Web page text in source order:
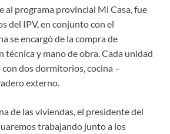
al programa provincial Mi Casa, fue
del IPV, en conjunto con el
se encargó de la compra de
técnica y mano de obra. Cada unidad
dos dormitorios, cocina –
externo.
de las viviendas, el presidente del
trabajando junto a los